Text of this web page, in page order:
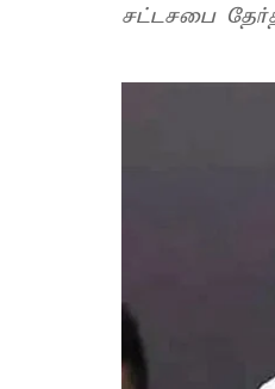
சட்டசபை